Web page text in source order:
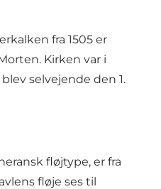
fra 1505 er
Kirken var i
selvejende den 1.
fløjtype, er fra
fløje ses til